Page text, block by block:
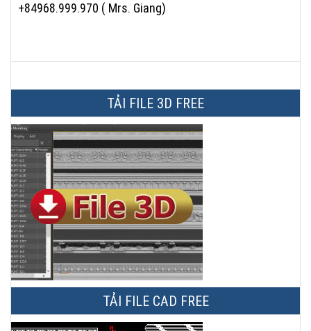
+84968.999.970 ( Mrs. Giang)
TẢI FILE 3D FREE
TẢI FILE CAD FREE